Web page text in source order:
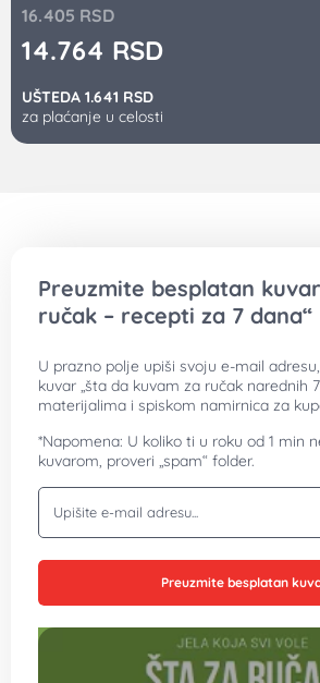
16.405 RSD
14.764 RSD
UŠTEDA 1.641 RSD
za plaćanje u celosti
Preuzmite besplatan
ručak – recepti za 7 dana“
U prazno polje upiši svoju e-mail
kuvar „šta da kuvam za ručak narednih
materijalima i spiskom namirnica za
*Napomena: U koliko ti u roku od 1 min
kuvarom, proveri „spam“ folder.
Preuzmite besplatan